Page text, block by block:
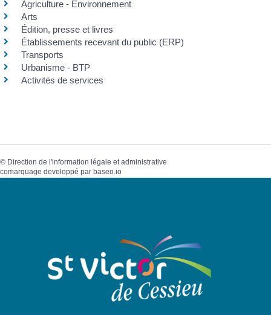
Agriculture - Environnement
Arts
Édition, presse et livres
Établissements recevant du public (ERP)
Transports
Urbanisme - BTP
Activités de services
© Direction de l'information légale et administrative
comarquage developpé par baseo.io